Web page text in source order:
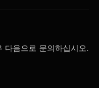
다음으로 문의하십시오.